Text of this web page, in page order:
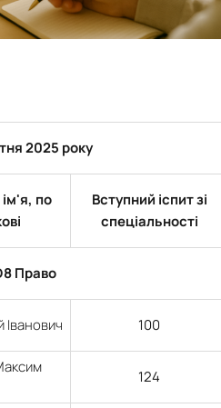
2025 року
по
Вступний іспит зі
спеціальності
Право
Іванович 100
124